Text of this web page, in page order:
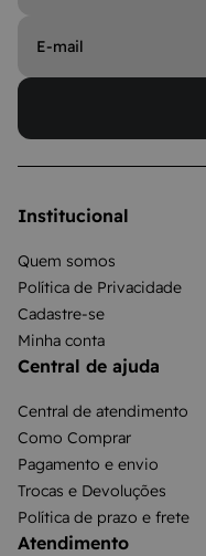
Institucional
Quem somos
Política de Privacidade
Cadastre-se
Minha conta
Central de ajuda
Central de atendimento
Como Comprar
Pagamento e envio
Trocas e Devoluções
Política de prazo e frete
Atendimento